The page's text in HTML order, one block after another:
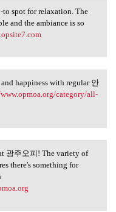
go-to spot for
spot for relaxation. The
and the ambiance is so
and
happiness with regular 안
category/all-
at 광주오피!
광주오피! The variety of
there's something for